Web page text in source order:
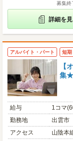
募集終
詳細を
アルバイト・パート 短期
【
集★
給与
1コマ
勤務地
出雲市
アクセス
山陰本